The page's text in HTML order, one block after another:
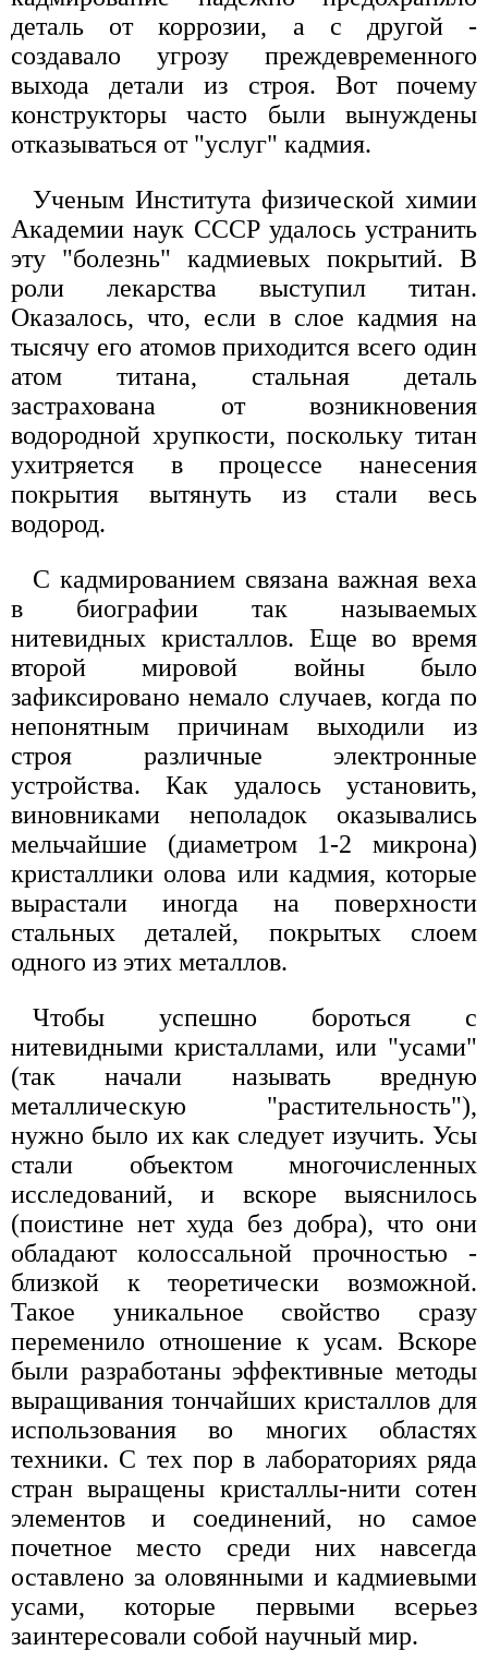
деталь от коррозии, а с другой -
создавало угрозу преждевременного
выхода детали из строя. Вот почему
конструкторы часто были вынуждены
отказываться от "услуг" кадмия.
Ученым Института физической химии
Академии наук СССР удалось устранить
эту "болезнь" кадмиевых покрытий. В
роли лекарства выступил титан.
Оказалось, что, если в слое кадмия на
тысячу его атомов приходится всего один
атом титана, стальная деталь
застрахована от возникновения
водородной хрупкости, поскольку титан
ухитряется в процессе нанесения
покрытия вытянуть из стали весь
водород.
С кадмированием связана важная веха
в биографии так называемых
нитевидных кристаллов. Еще во время
второй мировой войны было
зафиксировано немало случаев, когда по
непонятным причинам выходили из
строя различные электронные
устройства. Как удалось установить,
виновниками неполадок оказывались
мельчайшие (диаметром 1-2 микрона)
кристаллики олова или кадмия, которые
вырастали иногда на поверхности
стальных деталей, покрытых слоем
одного из этих металлов.
Чтобы успешно бороться с
нитевидными кристаллами, или "усами"
(так начали называть вредную
металлическую "растительность"),
нужно было их как следует изучить. Усы
стали объектом многочисленных
исследований, и вскоре выяснилось
(поистине нет худа без добра), что они
обладают колоссальной прочностью -
близкой к теоретически возможной.
Такое уникальное свойство сразу
переменило отношение к усам. Вскоре
были разработаны эффективные методы
выращивания тончайших кристаллов для
использования во многих областях
техники. С тех пор в лабораториях ряда
стран выращены кристаллы-нити сотен
элементов и соединений, но самое
почетное место среди них навсегда
оставлено за оловянными и кадмиевыми
усами, которые первыми всерьез
заинтересовали собой научный мир.